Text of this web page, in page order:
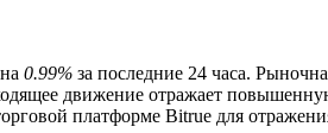
0.99% за последние 24 часа.
движение отражает
платформе Bitrue для